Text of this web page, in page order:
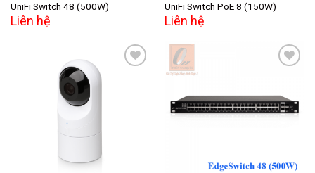
UniFi Switch 48 (500W)
Liên hệ
UniFi Switch PoE 8 (150W)
Liên hệ
Add to
wishlist